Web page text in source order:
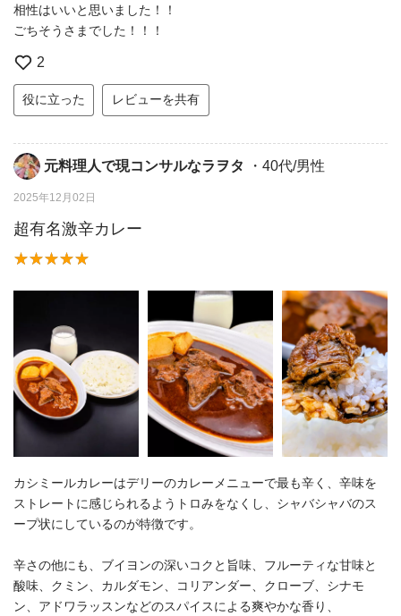
相性はいいと思いました！！
ごちそうさまでした！！！
2
役に立った レビューを共有
元料理人で現コンサルなラヲタ ・40代/男性
2025年12月02日
超有名激辛カレー
カシミールカレーはデリーのカレーメニューで最も辛く、辛味を
ストレートに感じられるようトロみをなくし、シャバシャバのス
ープ状にしているのが特徴です。
辛さの他にも、ブイヨンの深いコクと旨味、フルーティな甘味と
酸味、クミン、カルダモン、コリアンダー、クローブ、シナモ
ン、アドワラッスンなどのスパイスによる爽やかな香り、